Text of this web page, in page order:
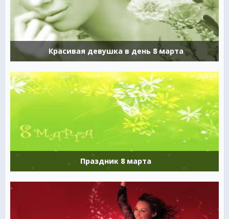
Красивая девушка в день 8 марта
Праздник 8 марта